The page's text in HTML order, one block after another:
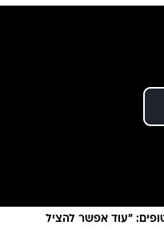
"עוד אפשר להציל